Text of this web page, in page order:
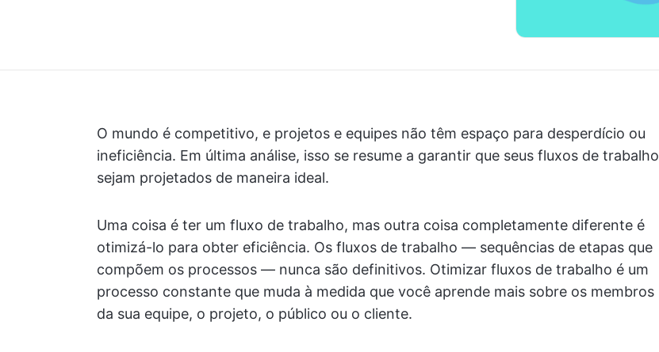
O mundo é competitivo, e projetos e equipes não têm espaço para desperdício ou
ineficiência. Em última análise, isso se resume a garantir que seus fluxos de trabalho
sejam projetados de maneira ideal.
Uma coisa é ter um fluxo de trabalho, mas outra coisa completamente diferente é
otimizá-lo para obter eficiência. Os fluxos de trabalho — sequências de etapas que
compõem os processos — nunca são definitivos. Otimizar fluxos de trabalho é um
processo constante que muda à medida que você aprende mais sobre os membros
da sua equipe, o projeto, o público ou o cliente.